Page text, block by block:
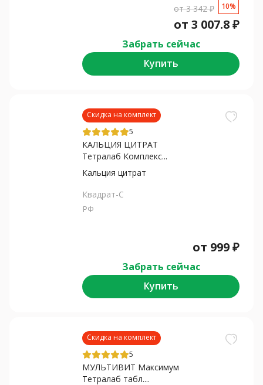
от3 342₽ 10%
от 3 007.8₽
Забрать сейчас
Купить
Скидка на комплект
5
КАЛЬЦИЯ ЦИТРАТ
Тетралаб Комплекс...
Кальция цитрат
Квадрат-С
РФ
от 999₽
Забрать сейчас
Купить
Скидка на комплект
5
МУЛЬТИВИТ Максимум
Тетралаб табл....